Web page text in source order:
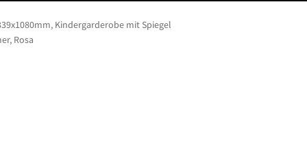
Kindergarderobe mit Spiegel
Rosa